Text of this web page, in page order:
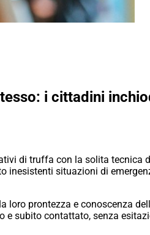
i cittadini
di truffa con la solita tecnica
inesistenti situazioni di
loro prontezza e conoscenza
e subito contattato, senza